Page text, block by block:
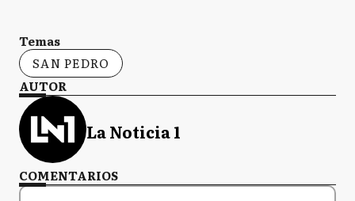
Temas
SAN PEDRO
AUTOR
La Noticia 1
COMENTARIOS